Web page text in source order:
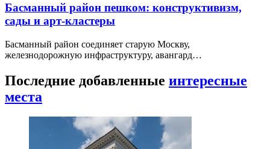
Басманный район пешком: конструктивизм,
сады и арт-кластеры
Басманный район соединяет старую Москву,
железнодорожную инфраструктуру, авангард…
Последние добавленные интересные
места